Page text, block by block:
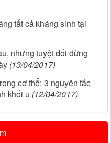
tất cả kháng sinh tại
nhưng tuyệt đối đừng
(13/04/2017)
cơ thể: 3 nguyên tắc
khối u (12/04/2017)